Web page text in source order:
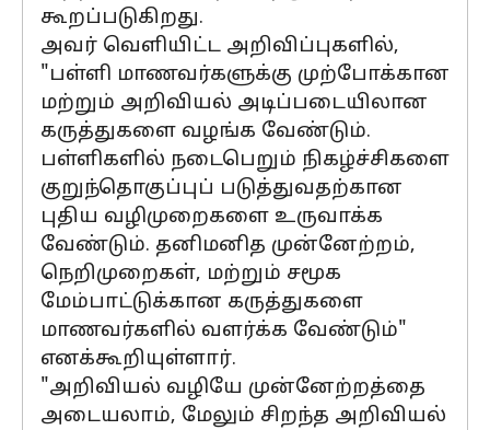
கூறப்படுகிறது.
அவர் வெளியிட்ட அறிவிப்புகளில்,
"பள்ளி மாணவர்களுக்கு முற்போக்கான
மற்றும் அறிவியல் அடிப்படையிலான
கருத்துகளை வழங்க வேண்டும்.
பள்ளிகளில் நடைபெறும் நிகழ்ச்சிகளை
குறுந்தொகுப்புப் படுத்துவதற்கான
புதிய வழிமுறைகளை உருவாக்க
வேண்டும். தனிமனித முன்னேற்றம்,
நெறிமுறைகள், மற்றும் சமூக
மேம்பாட்டுக்கான கருத்துகளை
மாணவர்களில் வளர்க்க வேண்டும்"
எனக்கூறியுள்ளார்.
"அறிவியல் வழியே முன்னேற்றத்தை
அடையலாம், மேலும் சிறந்த அறிவியல்